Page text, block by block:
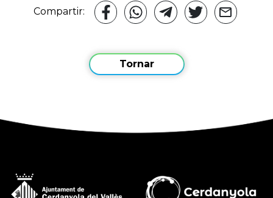
Compartir:
Tornar